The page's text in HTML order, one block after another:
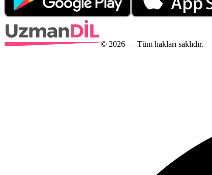
© 2026 — Tüm hakları saklıdır.